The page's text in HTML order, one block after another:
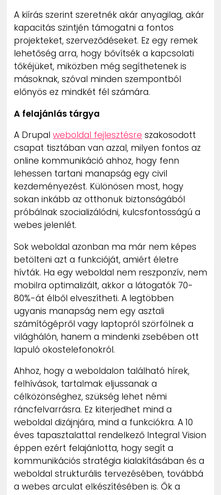
A kiírás szerint szeretnék akár anyagilag, akár
kapacitás szintjén támogatni a fontos
projekteket, szerveződéseket. Ez egy remek
lehetőség arra, hogy bővítsék a kapcsolati
tőkéjüket, miközben még segíthetenek is
másoknak, szóval minden szempontból
előnyös ez mindkét fél számára.
A felajánlás tárgya
A Drupal weboldal fejlesztésre szakosodott
csapat tisztában van azzal, milyen fontos az
online kommunikáció ahhoz, hogy fenn
lehessen tartani manapság egy civil
kezdeményezést. Különösen most, hogy
sokan inkább az otthonuk biztonságából
próbálnak szocializálódni, kulcsfontosságú a
webes jelenlét.
Sok weboldal azonban ma már nem képes
betölteni azt a funkcióját, amiért életre
hívták. Ha egy weboldal nem reszponzív, nem
mobilra optimalizált, akkor a látogatók 70-
80%-át élből elveszítheti. A legtöbben
ugyanis manapság nem egy asztali
számítógépről vagy laptopról szörfölnek a
világhálón, hanem a mindenki zsebében ott
lapuló okostelefonokról.
Ahhoz, hogy a weboldalon található hírek,
felhívások, tartalmak eljussanak a
célközönséghez, szükség lehet némi
ráncfelvarrásra. Ez kiterjedhet mind a
weboldal dizájnjára, mind a funkciókra. A 10
éves tapasztalattal rendelkező Integral Vision
éppen ezért felajánlotta, hogy segít a
kommunikációs stratégia kialakításában és a
weboldal strukturális tervezésében, továbbá
a webes arculat elkészítésében is. Ők a